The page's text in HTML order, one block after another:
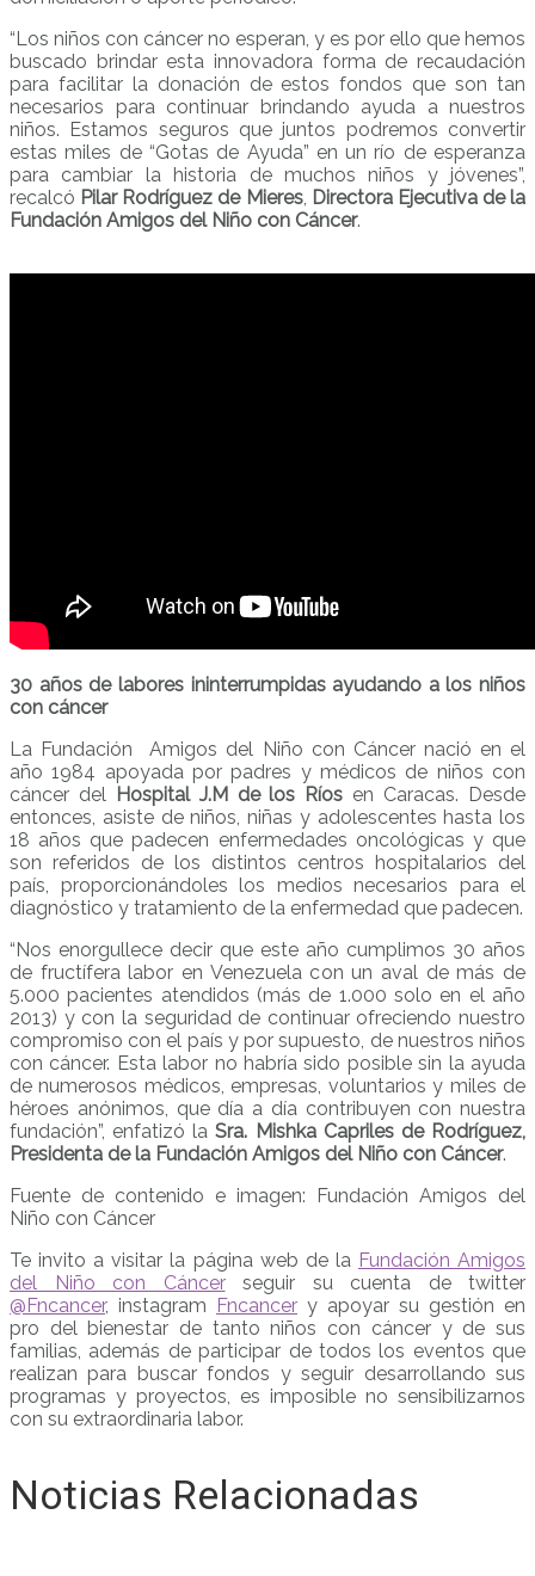
“Los niños con cáncer no esperan, y es por ello que hemos
buscado brindar esta innovadora forma de recaudación
para facilitar la donación de estos fondos que son tan
necesarios para continuar brindando ayuda a nuestros
niños. Estamos seguros que juntos podremos convertir
estas miles de “Gotas de Ayuda” en un río de esperanza
para cambiar la historia de muchos niños y jóvenes”,
recalcó Pilar Rodríguez de Mieres, Directora Ejecutiva de la
Fundación Amigos del Niño con Cáncer.
30 años de labores ininterrumpidas ayudando a los niños
con cáncer
La Fundación Amigos del Niño con Cáncer nació en el
año 1984 apoyada por padres y médicos de niños con
cáncer del Hospital J.M de los Ríos en Caracas. Desde
entonces, asiste de niños, niñas y adolescentes hasta los
18 años que padecen enfermedades oncológicas y que
son referidos de los distintos centros hospitalarios del
país, proporcionándoles los medios necesarios para el
diagnóstico y tratamiento de la enfermedad que padecen.
“Nos enorgullece decir que este año cumplimos 30 años
de fructífera labor en Venezuela con un aval de más de
5.000 pacientes atendidos (más de 1.000 solo en el año
2013) y con la seguridad de continuar ofreciendo nuestro
compromiso con el país y por supuesto, de nuestros niños
con cáncer. Esta labor no habría sido posible sin la ayuda
de numerosos médicos, empresas, voluntarios y miles de
héroes anónimos, que día a día contribuyen con nuestra
fundación”, enfatizó laSra. Mishka Capriles de Rodríguez,
Presidenta de la Fundación Amigos del Niño con Cáncer.
Fuente de contenido e imagen: Fundación Amigos del
Niño con Cáncer
Te invito a visitar la página web de la Fundación Amigos
del Niño con Cáncerseguir su cuenta de twitter
@Fncancer, instagram Fncancer y apoyar su gestión en
pro del bienestar de tanto niños con cáncer y de sus
familias, además de participar de todos los eventos que
realizan para buscar fondos y seguir desarrollando sus
programas y proyectos, es imposible no sensibilizarnos
con su extraordinaria labor.
Noticias Relacionadas